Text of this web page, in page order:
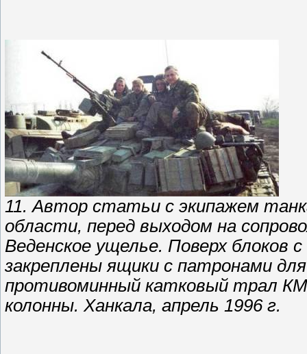
11. Автор статьи с экипажем
области, перед выходом на
Веденское ущелье. Поверх блоков
закреплены ящики с патронами
противоминный катковый трал
колонны. Ханкала, апрель 1996 г.